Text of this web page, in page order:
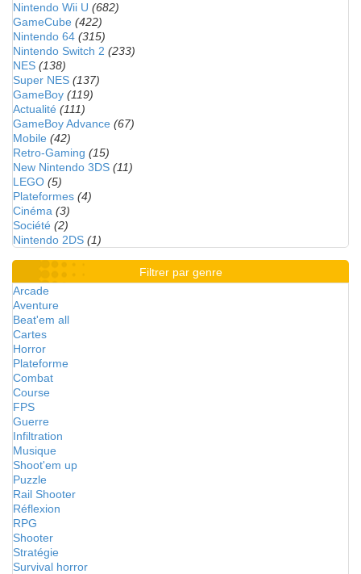
Nintendo Wii U (682)
GameCube (422)
Nintendo 64 (315)
Nintendo Switch 2 (233)
NES (138)
Super NES (137)
GameBoy (119)
Actualité (111)
GameBoy Advance (67)
Mobile (42)
Retro-Gaming (15)
New Nintendo 3DS (11)
LEGO (5)
Plateformes (4)
Cinéma (3)
Société (2)
Nintendo 2DS (1)
Filtrer par genre
Arcade
Aventure
Beat'em all
Cartes
Horror
Plateforme
Combat
Course
FPS
Guerre
Infiltration
Musique
Shoot'em up
Puzzle
Rail Shooter
Réflexion
RPG
Shooter
Stratégie
Survival horror